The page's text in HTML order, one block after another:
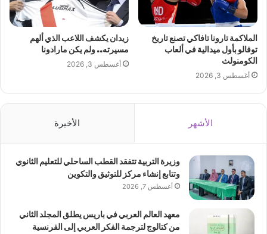
الملاكمة تارونا تافاكي تصنع تاريخ
توفالو بأول ميدالية في ألعاب
الكومنولث
أغسطس 3, 2026
زيدان يكشف اللاعب الذي ألهم
مسيرته.. ولم يكن مارادونا
أغسطس 3, 2026
الأشهر الأخيرة
وزيرة التربية تتفقد القطب الساحلي للتعليم الثانوي
وتتابع إنشاء مركز للتوثيق والتكوين
أغسطس 7, 2026
معهد العالم العربي في باريس يطلق المجلد الثاني
من كتالوج لترجمة الفكر العربي إلى الفرنسية